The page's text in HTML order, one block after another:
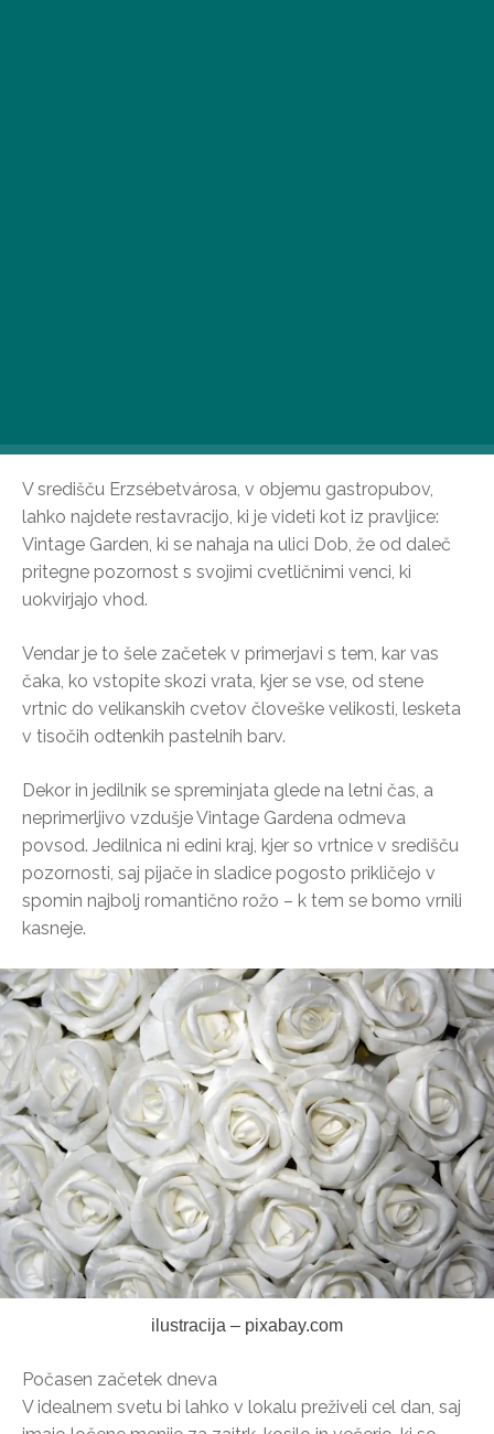
V središču Erzsébetvárosa, v objemu gastropubov,
lahko najdete restavracijo, ki je videti kot iz pravljice:
Vintage Garden, ki se nahaja na ulici Dob, že od daleč
pritegne pozornost s svojimi cvetličnimi venci, ki
uokvirjajo vhod.
Vendar je to šele začetek v primerjavi s tem, kar vas
čaka, ko vstopite skozi vrata, kjer se vse, od stene
vrtnic do velikanskih cvetov človeške velikosti, lesketa
v tisočih odtenkih pastelnih barv.
Dekor in jedilnik se spreminjata glede na letni čas, a
neprimerljivo vzdušje Vintage Gardena odmeva
povsod. Jedilnica ni edini kraj, kjer so vrtnice v središču
pozornosti, saj pijače in sladice pogosto prikličejo v
spomin najbolj romantično rožo – k tem se bomo vrnili
kasneje.
ilustracija – pixabay.com
Počasen začetek dneva
V idealnem svetu bi lahko v lokalu preživeli cel dan, saj